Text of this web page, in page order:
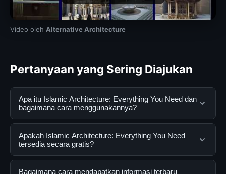
Video oleh Alternative Architecture
Pertanyaan yang Sering Diajukan
Apa itu Islamic Architecture: Everything You Need dan
bagaimana cara menggunakannya?
Islamic Architecture: Everything You Need adalah
layanan digital yang dirancang untuk membantu
pengguna mendapatkan informasi lengkap dan
terpercaya. Anda dapat menggunakannya dengan
Apakah Islamic Architecture: Everything You Need
tersedia secara gratis?
Ya, Islamic Architecture: Everything You Need dapat
Bagaimana cara mendapatkan informasi terbaru